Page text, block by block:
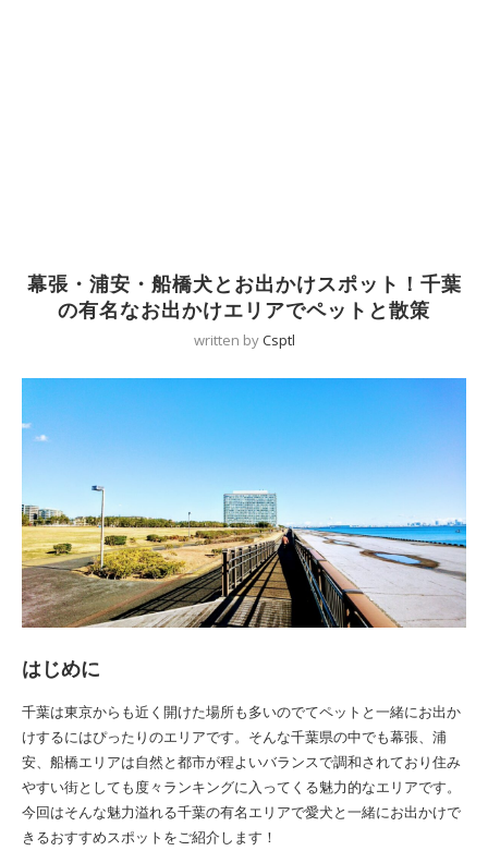
幕張・浦安・船橋犬とお出かけスポット！千葉
の有名なお出かけエリアでペットと散策
written byCsptl
はじめに
千葉は東京からも近く開けた場所も多いのでてペットと一緒にお出か
けするにはぴったりのエリアです。そんな千葉県の中でも幕張、浦
安、船橋エリアは自然と都市が程よいバランスで調和されており住み
やすい街としても度々ランキングに入ってくる魅力的なエリアです。
今回はそんな魅力溢れる千葉の有名エリアで愛犬と一緒にお出かけで
きるおすすめスポットをご紹介します！